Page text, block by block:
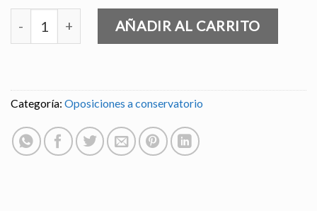
PLAN INTENSIVO cantidadAÑADIR AL CARRITO
Categoría: Oposiciones a conservatorio